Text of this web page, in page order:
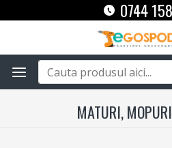
0744
MATURI,